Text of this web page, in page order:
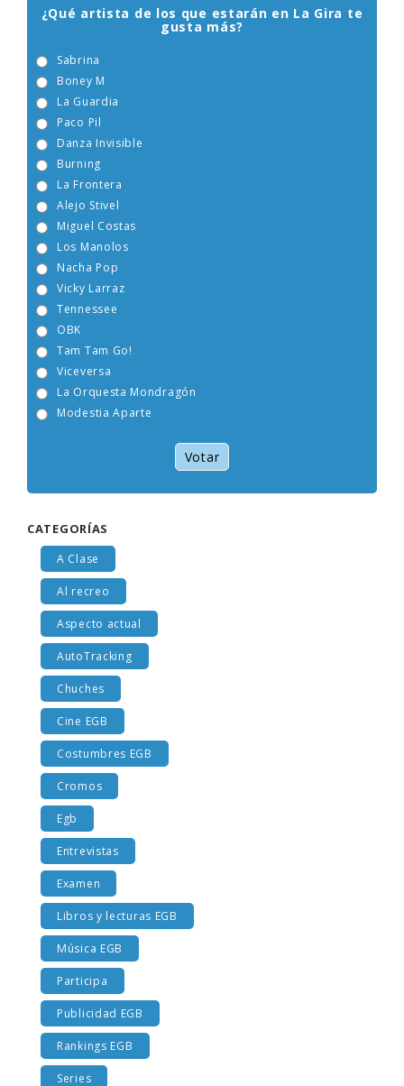
¿Qué artista de los que estarán en La Gira te
gusta más?
Sabrina
Boney M
La Guardia
Paco Pil
Danza Invisible
Burning
La Frontera
Alejo Stivel
Miguel Costas
Los Manolos
Nacha Pop
Vicky Larraz
Tennessee
OBK
Tam Tam Go!
Viceversa
La Orquesta Mondragón
Modestia Aparte
Votar
CATEGORÍAS
A Clase
Al recreo
Aspecto actual
AutoTracking
Chuches
Cine EGB
Costumbres EGB
Cromos
Egb
Entrevistas
Examen
Libros y lecturas EGB
Música EGB
Participa
Publicidad EGB
Rankings EGB
Series